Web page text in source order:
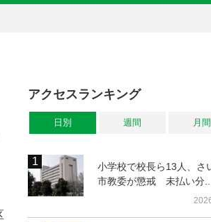
アクセスランキング
日別 週間 月間
小学校で校長ら13人、さ
市教委が懲戒 未払い分...